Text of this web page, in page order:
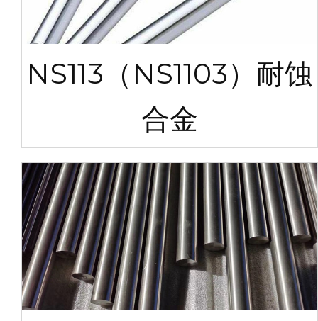
NS113（NS1103）耐蚀
合金